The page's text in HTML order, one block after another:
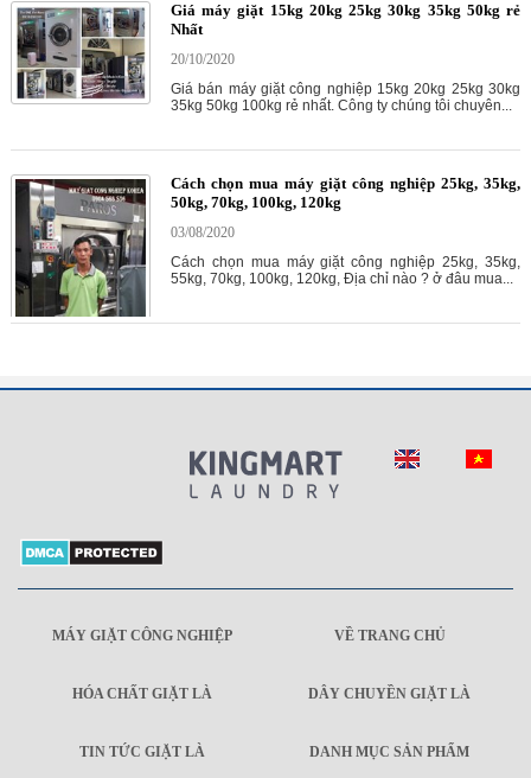
Giá máy giặt 15kg 20kg 25kg 30kg 35kg 50kg rẻ
Nhất
20/10/2020
Giá bán máy giặt công nghiệp 15kg 20kg 25kg 30kg
35kg 50kg 100kg rẻ nhất. Công ty chúng tôi chuyên...
Cách chọn mua máy giặt công nghiệp 25kg, 35kg,
50kg, 70kg, 100kg, 120kg
03/08/2020
Cách chọn mua máy giặt công nghiệp 25kg, 35kg,
55kg, 70kg, 100kg, 120kg, Địa chỉ nào ? ở đâu mua...
MÁY GIẶT CÔNG NGHIỆP VỀ TRANG CHỦ
HÓA CHẤT GIẶT LÀ DÂY CHUYỀN GIẶT LÀ
TIN TỨC GIẶT LÀ DANH MỤC SẢN PHẨM